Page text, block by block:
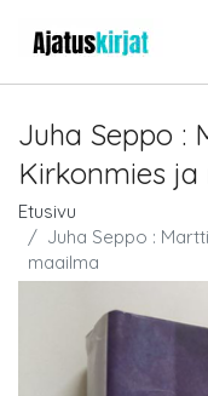
Juha Seppo :
Kirkonmies
Etusivu
Juha Seppo :
maailma